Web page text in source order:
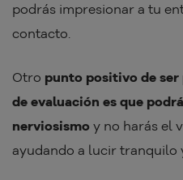
podrás impresionar a tu
contacto.
Otro punto positivo de
de evaluación es que
nerviosismo y no harás el
ayudando a lucir tranquilo